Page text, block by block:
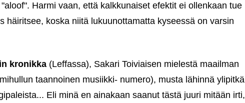
Harmi vaan, että kalkkunaiset efektit ei ollenkaan tue
häiritsee, koska niitä lukuunottamatta kyseessä on varsin
kronikka (Leffassa), Sakari Toiviaisen mielestä maailman
taannoinen musiikki- numero), musta lähinnä ylipitkä
Eli minä en ainakaan saanut tästä juuri mitään irti,